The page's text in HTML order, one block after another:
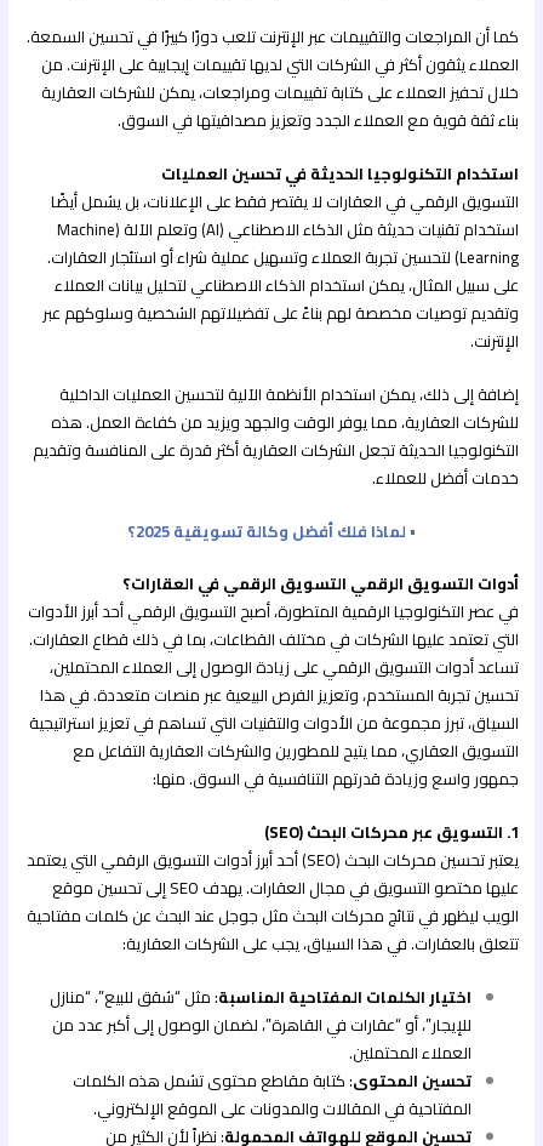
كما أن المراجعات والتقييمات عبر الإنترنت تلعب دورًا كبيرًا في تحسين السمعة.
العملاء يثقون أكثر في الشركات التي لديها تقييمات إيجابية على الإنترنت. من
خلال تحفيز العملاء على كتابة تقييمات ومراجعات، يمكن للشركات العقارية
بناء ثقة قوية مع العملاء الجدد وتعزيز مصداقيتها في السوق.
استخدام التكنولوجيا الحديثة في تحسين العمليات
التسويق الرقمي في العقارات لا يقتصر فقط على الإعلانات، بل يشمل أيضًا
استخدام تقنيات حديثة مثل الذكاء الاصطناعي (AI) وتعلم الآلة (Machine
Learning) لتحسين تجربة العملاء وتسهيل عملية شراء أو استئجار العقارات.
على سبيل المثال، يمكن استخدام الذكاء الاصطناعي لتحليل بيانات العملاء
وتقديم توصيات مخصصة لهم بناءً على تفضيلاتهم الشخصية وسلوكهم عبر
الإنترنت.
إضافة إلى ذلك، يمكن استخدام الأنظمة الآلية لتحسين العمليات الداخلية
للشركات العقارية، مما يوفر الوقت والجهد ويزيد من كفاءة العمل. هذه
التكنولوجيا الحديثة تجعل الشركات العقارية أكثر قدرة على المنافسة وتقديم
خدمات أفضل للعملاء.
• لماذا فلك أفضل وكالة تسويقية 2025؟
أدوات التسويق الرقمي التسويق الرقمي في العقارات؟
في عصر التكنولوجيا الرقمية المتطورة، أصبح التسويق الرقمي أحد أبرز الأدوات
التي تعتمد عليها الشركات في مختلف القطاعات، بما في ذلك قطاع العقارات.
تساعد أدوات التسويق الرقمي على زيادة الوصول إلى العملاء المحتملين،
تحسين تجربة المستخدم، وتعزيز الفرص البيعية عبر منصات متعددة. في هذا
السياق، تبرز مجموعة من الأدوات والتقنيات التي تساهم في تعزيز استراتيجية
التسويق العقاري، مما يتيح للمطورين والشركات العقارية التفاعل مع
جمهور واسع وزيادة قدرتهم التنافسية في السوق. منها:
1. التسويق عبر محركات البحث (SEO)
يعتبر تحسين محركات البحث (SEO) أحد أبرز أدوات التسويق الرقمي التي يعتمد
عليها مختصو التسويق في مجال العقارات. يهدف SEO إلى تحسين موقع
الويب ليظهر في نتائج محركات البحث مثل جوجل عند البحث عن كلمات مفتاحية
تتعلق بالعقارات. في هذا السياق، يجب على الشركات العقارية:
اختيار الكلمات المفتاحية المناسبة: مثل “شقق للبيع”، “منازل
للإيجار”، أو “عقارات في القاهرة”، لضمان الوصول إلى أكبر عدد من
العملاء المحتملين.
تحسين المحتوى: كتابة مقاطع محتوى تشمل هذه الكلمات
المفتاحية في المقالات والمدونات على الموقع الإلكتروني.
تحسين الموقع للهواتف المحمولة: نظراً لأن الكثير من